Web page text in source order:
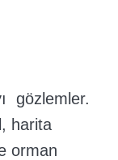
harita
orman